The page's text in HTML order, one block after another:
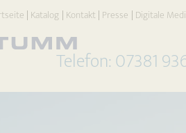
Telefon: 07381
Katalog Kontakt Presse Digitale